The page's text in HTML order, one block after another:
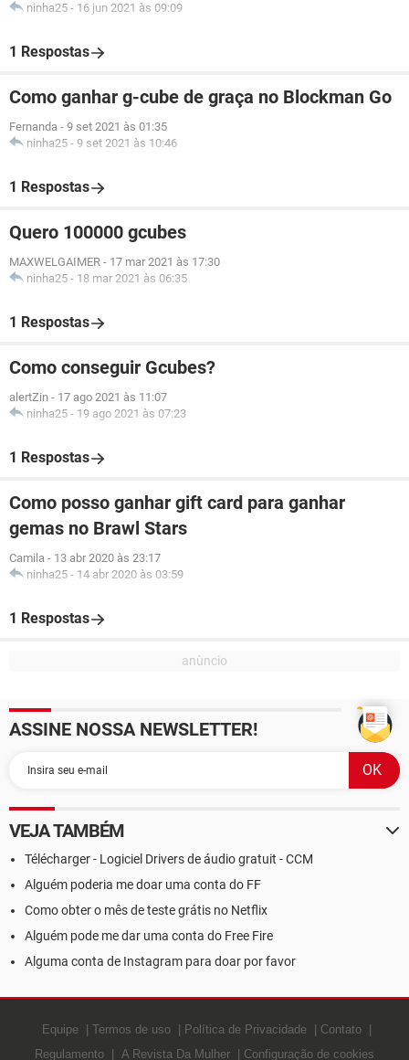
ninha25 - 16 jun 2021 às 09:09
1 Respostas
Como ganhar g-cube de graça no Blockman Go
Fernanda - 9 set 2021 às 01:35
ninha25 - 9 set 2021 às 10:46
1 Respostas
Quero 100000 gcubes
MAXWELGAIMER - 17 mar 2021 às 17:30
ninha25 - 18 mar 2021 às 06:35
1 Respostas
Como conseguir Gcubes?
alertZin - 17 ago 2021 às 11:07
ninha25 - 19 ago 2021 às 07:23
1 Respostas
Como posso ganhar gift card para ganhar
gemas no Brawl Stars
Camila - 13 abr 2020 às 23:17
ninha25 - 14 abr 2020 às 03:59
1 Respostas
ASSINE NOSSA NEWSLETTER!
VEJA TAMBÉM
Télécharger - Logiciel Drivers de áudio gratuit - CCM
Alguém poderia me doar uma conta do FF
Como obter o mês de teste grátis no Netflix
Alguém pode me dar uma conta do Free Fire
Alguma conta de Instagram para doar por favor
Equipe Termos de uso Política de Privacidade
Contato
Regulamento
A Revista Da Mulher Configuração de cookies